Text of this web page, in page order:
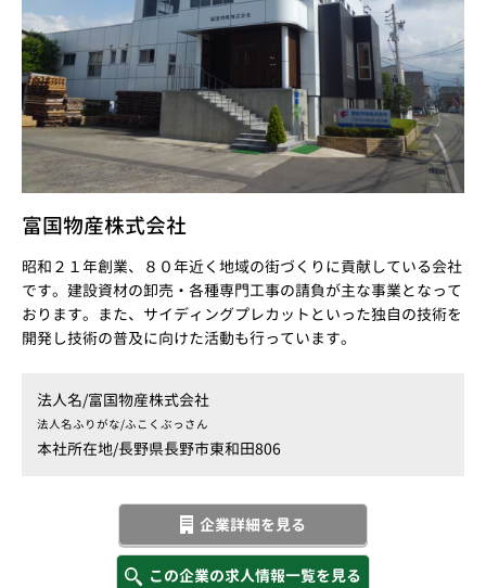
富国物産株式会社
昭和２１年創業、８０年近く地域の街づくりに貢献している会社
です。建設資材の卸売・各種専門工事の請負が主な事業となって
おります。また、サイディングプレカットといった独自の技術を
開発し技術の普及に向けた活動も行っています。
法人名/富国物産株式会社
法人名ふりがな/ふこくぶっさん
本社所在地/長野県長野市東和田806
企業詳細を見る
この企業の求人情報一覧を見る